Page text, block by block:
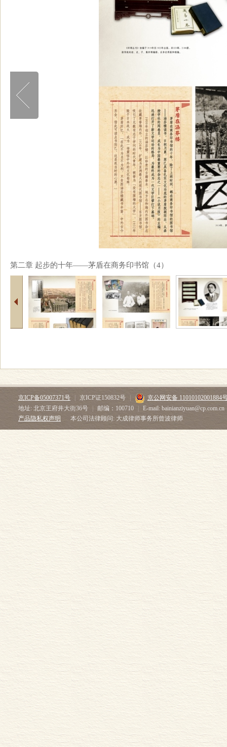
第二章 起步的十年——茅盾在商务印书馆（4）
京ICP备05007371号 京ICP证150832号
京公网安备 11010102001884
地址: 北京王府井大街36号
邮编：100710
E-mail: bainianziyuan@cp.com.cn
产品隐私权声明
本公司法律顾问: 大成律师事务所曾波律师